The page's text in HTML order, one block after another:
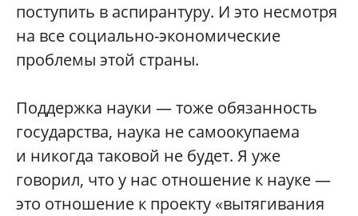
поступить в аспирантуру. И это несмотря
на все социально-экономические
проблемы этой страны.
Поддержка науки — тоже обязанность
государства, наука не самоокупаема
и никогда таковой не будет. Я уже
говорил, что у нас отношение к науке —
это отношение к проекту «вытягивания